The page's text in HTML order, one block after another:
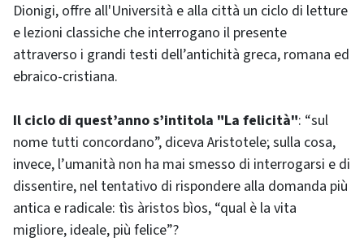
Dionigi, offre all'Università e alla città un ciclo di letture
e lezioni classiche che interrogano il presente
attraverso i grandi testi dell’antichità greca, romana ed
ebraico-cristiana.
Il ciclo di quest’anno s’intitola "La felicità": “sul
nome tutti concordano”, diceva Aristotele; sulla cosa,
invece, l’umanità non ha mai smesso di interrogarsi e di
dissentire, nel tentativo di rispondere alla domanda più
antica e radicale: tìs àristos bìos, “qual è la vita
migliore, ideale, più felice”?